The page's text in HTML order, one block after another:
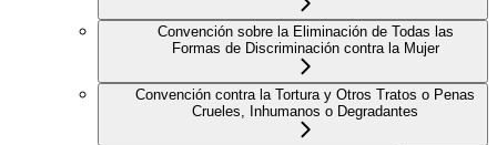
Convención sobre la Eliminación de Todas las
Formas de Discriminación contra la Mujer
Convención contra la Tortura y Otros Tratos o Penas
Crueles, Inhumanos o Degradantes